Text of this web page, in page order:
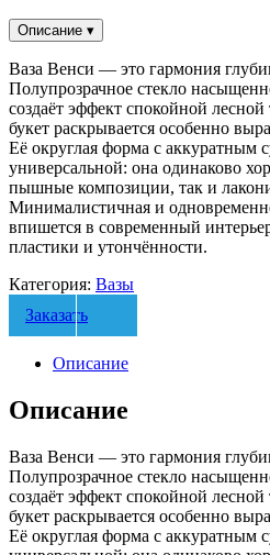
Описание ▾
Ваза Венси — это гармония
Полупрозрачное стекло
создаёт эффект спокойной
букет раскрывается особенно
Её округлая форма с аккуратным
универсальной: она одинаково
пышные композиции, так и
Минималистичная и
впишется в современный
пластики и утончённости.
Категория: Вазы
Заказать
Описание
Описание
Ваза Венси — это гармония
Полупрозрачное стекло
создаёт эффект спокойной
букет раскрывается особенно
Её округлая форма с аккуратным